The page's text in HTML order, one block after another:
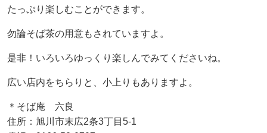
たっぷり楽しむことができます。
勿論そば茶の用意もされていますよ。
是非！いろいろゆっくり楽しんでみてくださいね。
広い店内をちらりと、小上りもありますよ。
＊そば庵 六良
住所：旭川市末広2条3丁目5-1